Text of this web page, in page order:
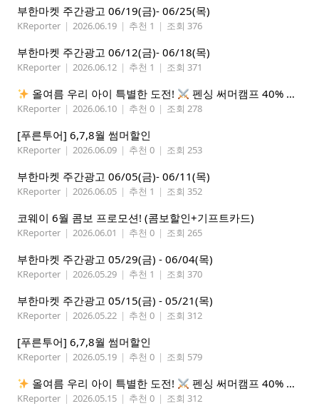
부한마켓 주간광고 06/19(금)- 06/25(목)
KReporter | 2026.06.19 | 추천 1 | 조회 376
부한마켓 주간광고 06/12(금)- 06/18(목)
KReporter | 2026.06.12 | 추천 1 | 조회 371
올여름 우리 아이 특별한 도전! 펜싱 써머캠프 40% 선착순 할인
KReporter | 2026.06.10 | 추천 0 | 조회 278
[푸른투어] 6,7,8월 썸머할인
KReporter | 2026.06.09 | 추천 0 | 조회 253
부한마켓 주간광고 06/05(금)- 06/11(목)
KReporter | 2026.06.05 | 추천 1 | 조회 352
코웨이 6월 콤보 프로모션! (콤보할인+기프트카드)
KReporter | 2026.06.01 | 추천 0 | 조회 265
부한마켓 주간광고 05/29(금) - 06/04(목)
KReporter | 2026.05.29 | 추천 1 | 조회 370
부한마켓 주간광고 05/15(금) - 05/21(목)
KReporter | 2026.05.22 | 추천 0 | 조회 312
[푸른투어] 6,7,8월 썸머할인
KReporter | 2026.05.19 | 추천 0 | 조회 579
올여름 우리 아이 특별한 도전! 펜싱 써머캠프 40% 선착순 할인
KReporter | 2026.05.15 | 추천 0 | 조회 312